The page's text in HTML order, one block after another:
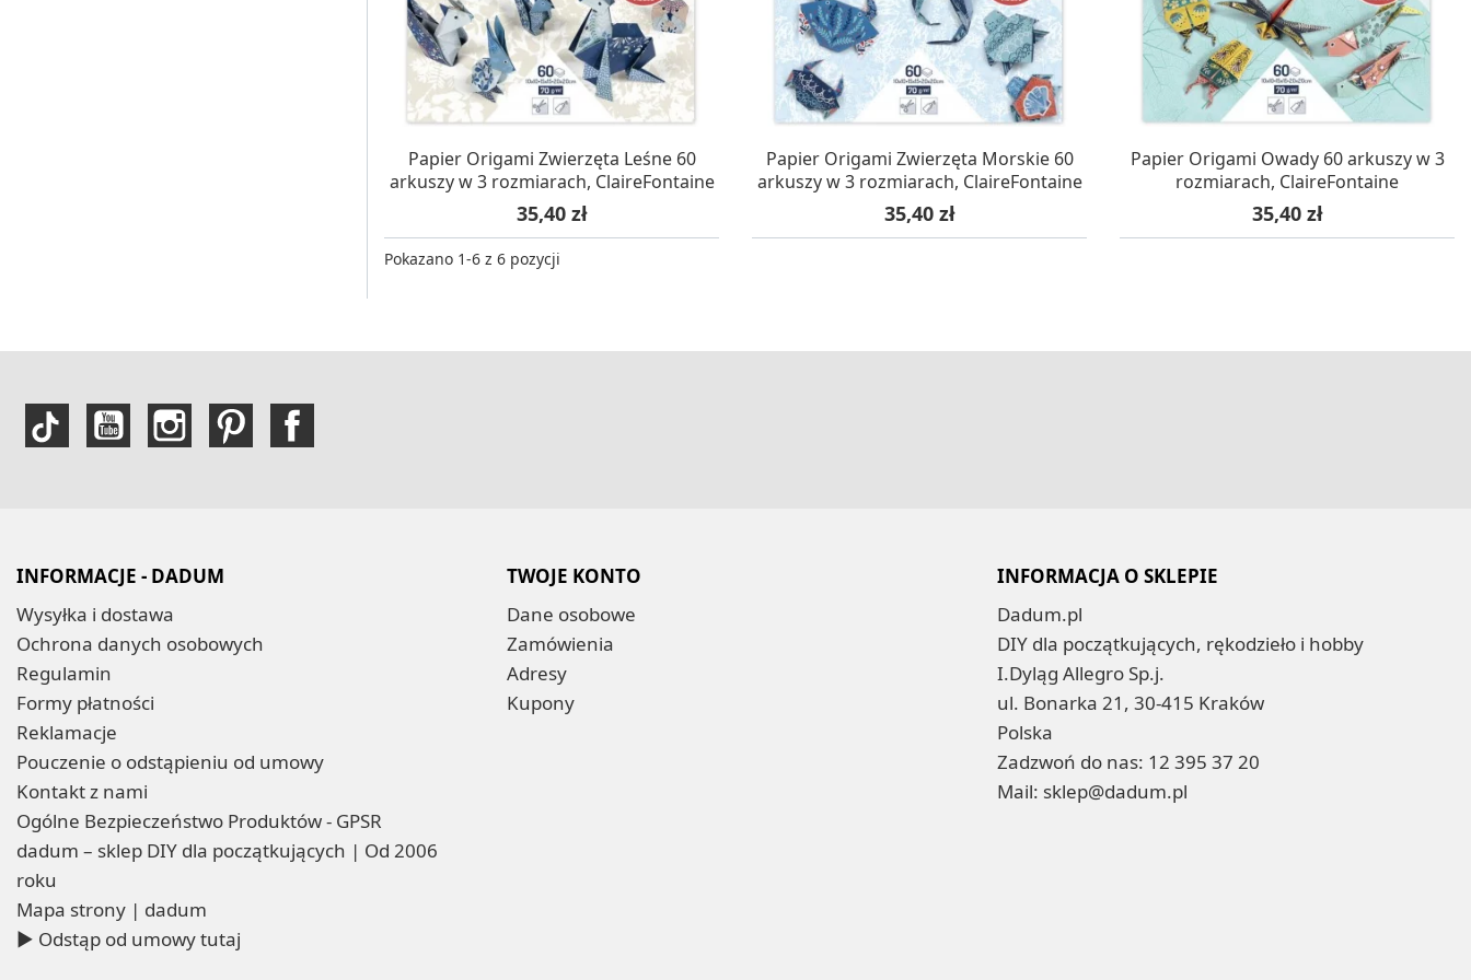
OCZEKUJEMY NA DOSTAWĘ
Papier Origami Zwierzęta Leśne 60
arkuszy w 3 rozmiarach, ClaireFontaine
Cena
35,40 zł
OCZEKUJEMY NA DOSTAWĘ
Papier Origami Zwierzęta Morskie 60
arkuszy w 3 rozmiarach, ClaireFontaine
Cena
35,40 zł
OCZEKUJEMY NA DOSTAWĘ
Papier Origami Owady 60 arkuszy w 3
rozmiarach, ClaireFontaine
Cena
35,40 zł
Pokazano 1-6 z 6 pozycji
INFORMACJE - DADUM
Wysyłka i dostawa
Ochrona danych osobowych
Regulamin
Formy płatności
Reklamacje
Pouczenie o odstąpieniu od umowy
Kontakt z nami
Ogólne Bezpieczeństwo Produktów - GPSR
dadum – sklep DIY dla początkujących | Od 2006
roku
Mapa strony | dadum
▶ Odstąp od umowy tutaj
TWOJE KONTO
Dane osobowe
Zamówienia
Adresy
Kupony
INFORMACJA O SKLEPIE
Dadum.pl
DIY dla początkujących, rękodzieło i hobby
I.Dyląg Allegro Sp.j.
ul. Bonarka 21, 30-415 Kraków
Polska
Zadzwoń do nas: 12 395 37 20
Mail: sklep@dadum.pl